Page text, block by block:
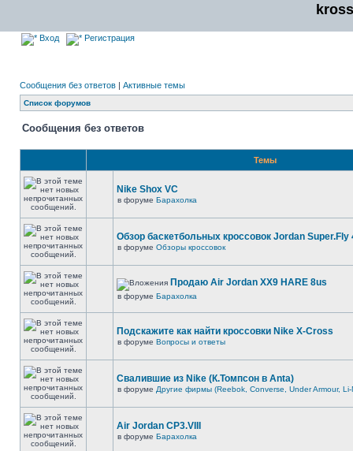
Вход Регистрация
Сообщения без ответов | Активные темы
Список форумов
Сообщения без ответов
Темы
Nike Shox VC
в форуме Барахолка
Обзор баскетбольных кроссовок Jordan Super.Fly
в форуме Обзоры кроссовок
Продаю Air Jordan XX9 HARE 8us
в форуме Барахолка
Подскажите как найти кроссовки Nike X-Cross
в форуме Вопросы и ответы
Свалившие из Nike (К.Томпсон в Anta)
в форуме Другие фирмы (Reebok, Converse, Under Armour, Li-
Air Jordan CP3.VIII
в форуме Барахолка